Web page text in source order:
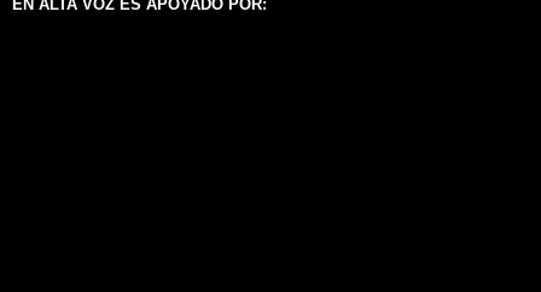
EN ALTA VOZ ES APOYADO POR: